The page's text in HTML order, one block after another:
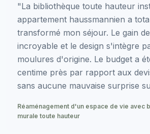
"La bibliothèque toute hauteur
appartement haussmannien a
transformé mon séjour. Le gain
incroyable et le design s'intègre
moulures d'origine. Le budget a
centime près par rapport aux
sans aucune mauvaise surprise
Réaménagement d'un espace de vie avec
murale toute hauteur